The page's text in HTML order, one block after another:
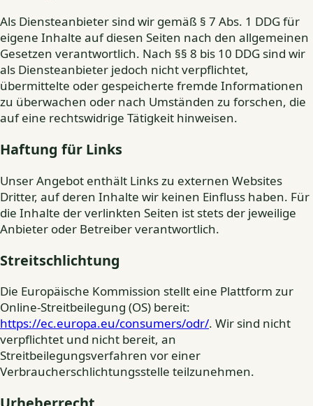
Als Diensteanbieter sind wir gemäß § 7 Abs. 1 DDG für
eigene Inhalte auf diesen Seiten nach den allgemeinen
Gesetzen verantwortlich. Nach §§ 8 bis 10 DDG sind wir
als Diensteanbieter jedoch nicht verpflichtet,
übermittelte oder gespeicherte fremde Informationen
zu überwachen oder nach Umständen zu forschen, die
auf eine rechtswidrige Tätigkeit hinweisen.
Haftung für Links
Unser Angebot enthält Links zu externen Websites
Dritter, auf deren Inhalte wir keinen Einfluss haben. Für
die Inhalte der verlinkten Seiten ist stets der jeweilige
Anbieter oder Betreiber verantwortlich.
Streitschlichtung
Die Europäische Kommission stellt eine Plattform zur
Online-Streitbeilegung (OS) bereit:
https://ec.europa.eu/consumers/odr/. Wir sind nicht
verpflichtet und nicht bereit, an
Streitbeilegungsverfahren vor einer
Verbraucherschlichtungsstelle teilzunehmen.